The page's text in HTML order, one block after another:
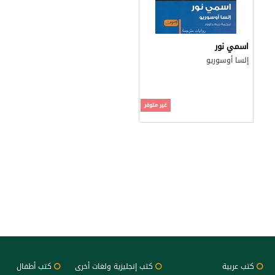
اسمي نور
إلسا أوسوريو
غير متوفر
كتب عربية كتب إنجليزية ولغات أخرى كتب أطفال